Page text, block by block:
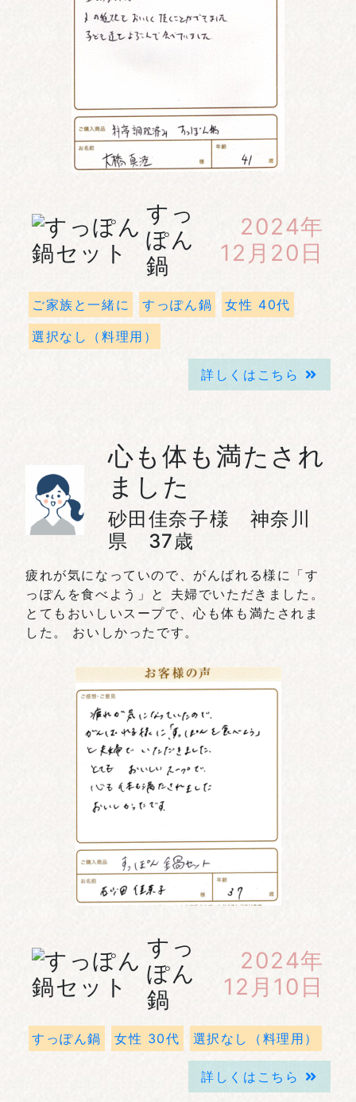
すっ
ぽん
鍋
2024年
12月20日
ご家族と一緒に すっぽん鍋
女性 40代
選択なし（料理用）
詳しくはこちら
心も体も満たされ
ました
砂田佳奈子様 神奈川
県 37歳
疲れが気になっていので、がんばれる様に「す
っぽんを食べよう」と 夫婦でいただきました。
とてもおいしいスープで、心も体も満たされま
した。 おいしかったです。
すっ
ぽん
鍋
2024年
12月10日
すっぽん鍋 女性 30代 選択なし（料理用）
詳しくはこちら